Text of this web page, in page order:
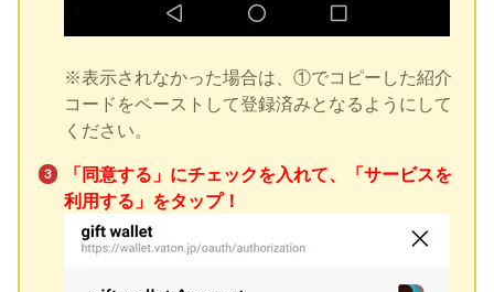
※表示されなかった場合は、①でコピーした紹介
コードをペーストして登録済みとなるようにして
ください。
「同意する」にチェックを入れて、「サービスを
利用する」をタップ！